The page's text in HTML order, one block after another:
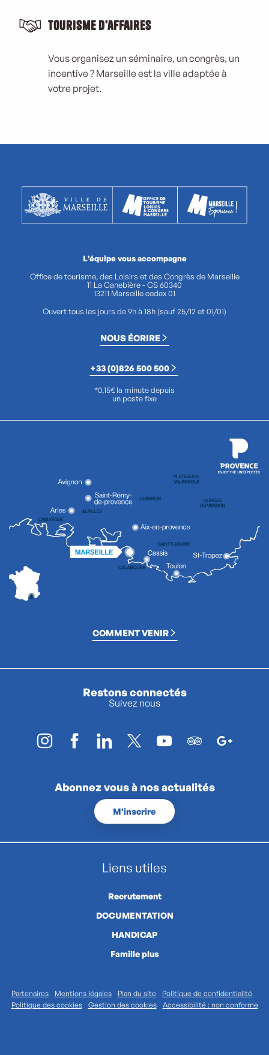
Tourisme d'affaires
Vous organisez un séminaire, un congrès, un
incentive ? Marseille est la ville adaptée à
votre projet.
L'équipe vous accompagne
Office de tourisme, des Loisirs et des Congrès de Marseille
11 La Canebière - CS 60340
13211 Marseille cedex 01
Ouvert tous les jours de 9h à 18h (sauf 25/12 et 01/01)
NOUS ÉCRIRE
+33 (0)826 500 500
*0,15€ la minute depuis
un poste fixe
COMMENT VENIR
Restons connectés
Suivez nous
Abonnez vous à nos actualités
M'inscrire
Liens utiles
Recrutement
DOCUMENTATION
HANDICAP
Famille plus
Partenaires Mentions légales Plan du site
Politique de confidentialité
Politique des cookies
Gestion des cookies Accessibilité : non conforme